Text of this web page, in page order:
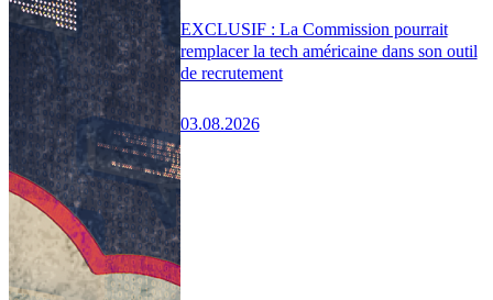
EXCLUSIF : La Commission pourrait
remplacer la tech américaine dans son outil
de recrutement
03.08.2026